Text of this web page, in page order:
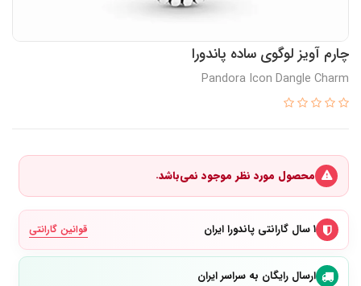
چارم آویز لوگوی ساده پاندورا
Pandora Icon Dangle Charm
محصول مورد نظر موجود نمی‌باشد.
۱ سال گارانتی پاندورا ایران قوانین گارانتی
ارسال رایگان به سراسر ایران